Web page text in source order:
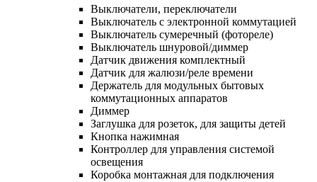
Выключатели, переключатели
Выключатель с электронной коммутацией
Выключатель сумеречный (фотореле)
Выключатель шнуровой/диммер
Датчик движения комплектный
Датчик для жалюзи/реле времени
Держатель для модульных бытовых
коммутационных аппаратов
Диммер
Заглушка для розеток, для защиты детей
Кнопка нажимная
Контроллер для управления системой
освещения
Коробка монтажная для подключения